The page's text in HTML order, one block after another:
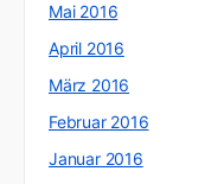
Mai 2016
April 2016
März 2016
Februar 2016
Januar 2016